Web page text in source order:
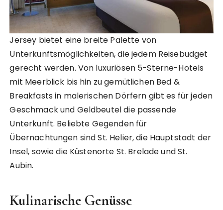
Jersey bietet eine breite Palette von
Unterkunftsmöglichkeiten, die jedem Reisebudget
gerecht werden. Von luxuriösen 5-Sterne-Hotels
mit Meerblick bis hin zu gemütlichen Bed &
Breakfasts in malerischen Dörfern gibt es für jeden
Geschmack und Geldbeutel die passende
Unterkunft. Beliebte Gegenden für
Übernachtungen sind St. Helier, die Hauptstadt der
Insel, sowie die Küstenorte St. Brelade und St.
Aubin.
Kulinarische Genüsse